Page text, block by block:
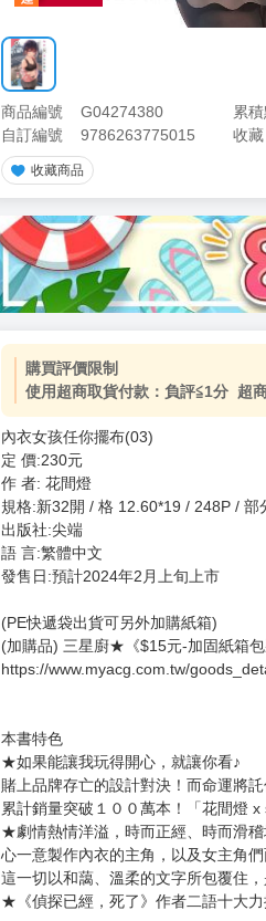
商品編號 G04274380 累
自訂編號
9786263775015 收藏
收藏商品
加價購 ( 共
(加購品) 買動漫★《
使用超商取貨付款：負評≦1分 超
內衣女孩任你擺布(03)
規格:新32開 / 格 12.60*19 / 248P / 部
出版社:尖端
語 言:繁體中文
發售日:預計2024年2月上旬上市
(PE快遞袋出貨可另外加購紙箱)
(加購品) 三星廚★《$15元-加固紙箱
https://www.myacg.com.tw/